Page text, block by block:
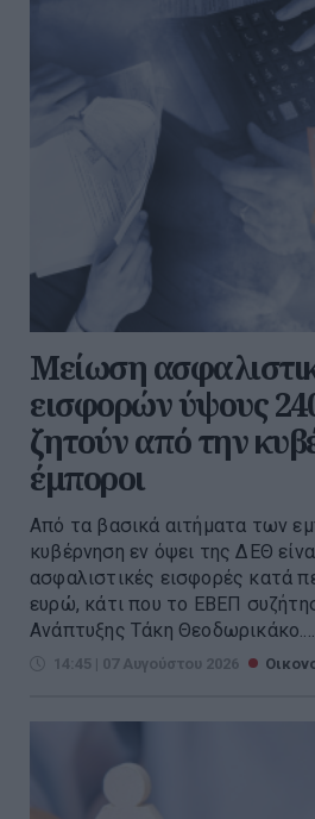
Μείωση
εισφορών ύψους
ζητούν από την
έμποροι
Από τα βασικά αιτήματα των
κυβέρνηση εν όψει της ΔΕΘ
ασφαλιστικές εισφορές κατά
ευρώ, κάτι που το ΕΒΕΠ
Ανάπτυξης Τάκη Θεοδωρικάκο....
14:45 | 07 Αυγούστου 2026